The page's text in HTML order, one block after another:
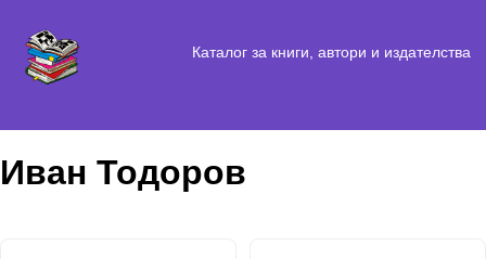
Каталог за книги, автори и издателства
Иван Тодоров